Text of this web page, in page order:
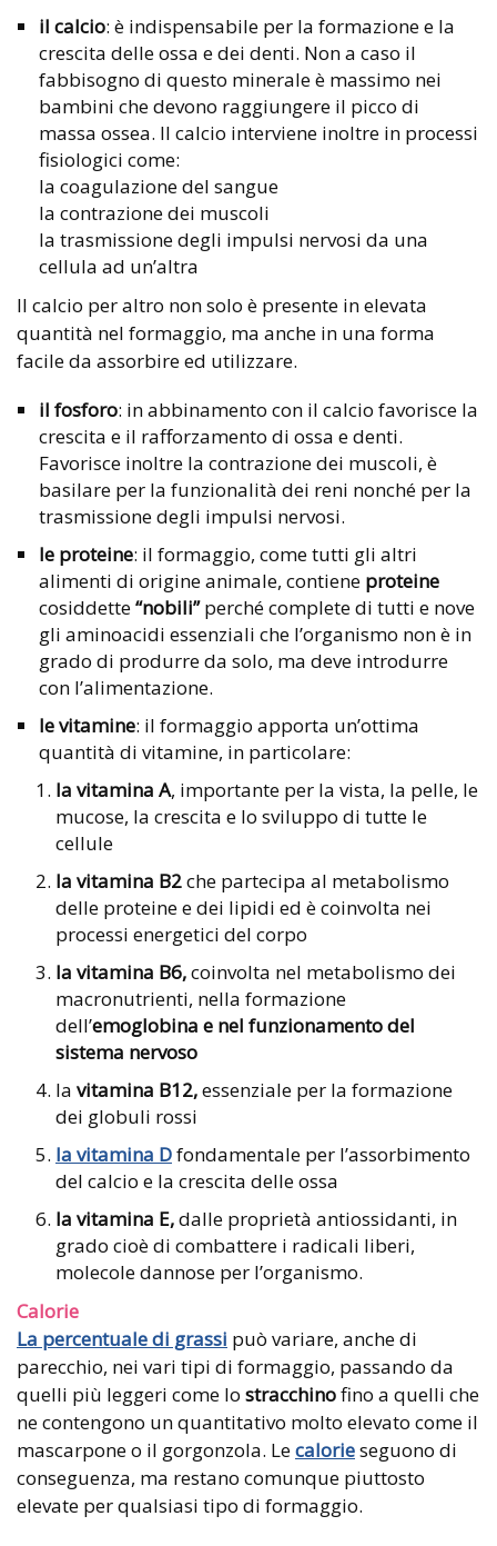
il calcio: è indispensabile per la formazione e la
crescita delle ossa e dei denti. Non a caso il
fabbisogno di questo minerale è massimo nei
bambini che devono raggiungere il picco di
massa ossea. Il calcio interviene inoltre in processi
fisiologici come:
la coagulazione del sangue
la contrazione dei muscoli
la trasmissione degli impulsi nervosi da una
cellula ad un’altra
Il calcio per altro non solo è presente in elevata
quantità nel formaggio, ma anche in una forma
facile da assorbire ed utilizzare.
il fosforo: in abbinamento con il calcio favorisce la
crescita e il rafforzamento di ossa e denti.
Favorisce inoltre la contrazione dei muscoli, è
basilare per la funzionalità dei reni nonché per la
trasmissione degli impulsi nervosi.
le proteine: il formaggio, come tutti gli altri
alimenti di origine animale, contiene proteine
cosiddette“nobili”perché complete di tutti e nove
gli aminoacidi essenziali che l’organismo non è in
grado di produrre da solo, ma deve introdurre
con l’alimentazione.
le vitamine: il formaggio apporta un’ottima
quantità di vitamine, in particolare:
la vitamina A, importante per la vista, la pelle, le
mucose, la crescita e lo sviluppo di tutte le
cellule
la vitamina B2che partecipa al metabolismo
delle proteine e dei lipidi ed è coinvolta nei
processi energetici del corpo
la vitamina B6,coinvolta nel metabolismo dei
macronutrienti, nella formazione
dell’emoglobina e nel funzionamento del
sistema nervoso
la vitamina B12,essenziale per la formazione
dei globuli rossi
la vitamina Dfondamentale per l’assorbimento
del calcio e la crescita delle ossa
la vitamina E,dalle proprietà antiossidanti, in
grado cioè di combattere i radicali liberi,
molecole dannose per l’organismo.
Calorie
La percentuale di grassi può variare, anche di
parecchio, nei vari tipi di formaggio, passando da
quelli più leggeri come lo stracchinofino a quelli che
ne contengono un quantitativo molto elevato come il
mascarpone o il gorgonzola. Lecalorieseguono di
conseguenza, ma restano comunque piuttosto
elevate per qualsiasi tipo di formaggio.